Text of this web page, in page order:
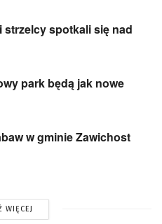
spotkali się nad
park będą jak nowe
w gminie Zawichost
WIĘCEJ